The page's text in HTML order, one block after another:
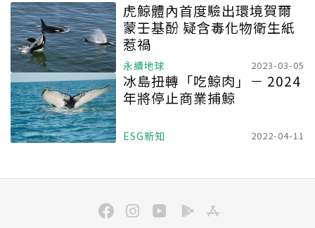
虎鯨體內首度驗出環境賀爾
蒙壬基酚 疑含毒化物衛生紙
惹禍
永續地球 2023-03-05
冰島扭轉「吃鯨肉」－ 2024
年將停止商業捕鯨
ESG新知 2022-04-11